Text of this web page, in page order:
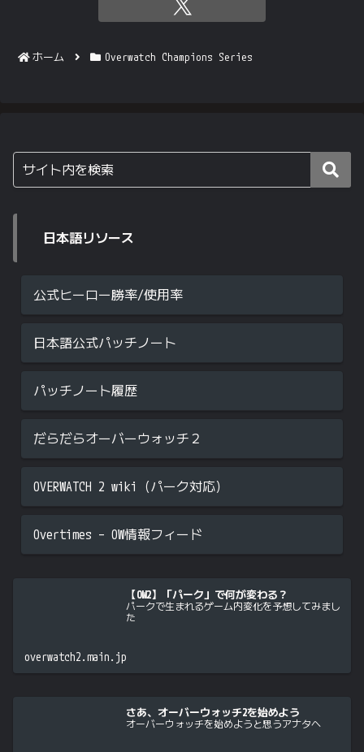
ホーム Overwatch Champions Series
日本語リソース
公式ヒーロー勝率/使用率
日本語公式パッチノート
パッチノート履歴
だらだらオーバーウォッチ２
OVERWATCH 2 wiki（パーク対応）
Overtimes – OW情報フィード
【OW2】「パーク」で何が変わる？
パークで生まれるゲーム内変化を予想してみまし
た
overwatch2.main.jp
さあ、オーバーウォッチ2を始めよう
オーバーウォッチを始めようと思うアナタへ